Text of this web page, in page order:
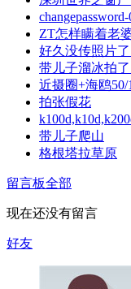
ZT怎样瞒着老
好久没传照片
带儿子溜冰拍
近摄圈+海鸥50/
拍张假花
带儿子爬山
格根塔拉草原
留言板全部
现在还没有留言
好友